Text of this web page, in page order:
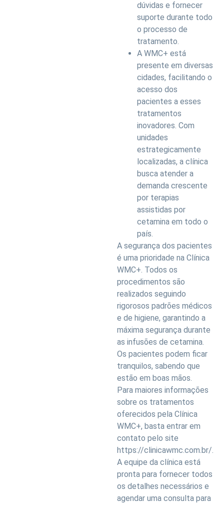
dúvidas e fornecer
suporte durante todo
o processo de
tratamento.
A WMC+ está
presente em diversas
cidades, facilitando o
acesso dos
pacientes a esses
tratamentos
inovadores. Com
unidades
estrategicamente
localizadas, a clínica
busca atender a
demanda crescente
por terapias
assistidas por
cetamina em todo o
país.
A segurança dos pacientes
é uma prioridade na Clínica
WMC+. Todos os
procedimentos são
realizados seguindo
rigorosos padrões médicos
e de higiene, garantindo a
máxima segurança durante
as infusões de cetamina.
Os pacientes podem ficar
tranquilos, sabendo que
estão em boas mãos.
Para maiores informações
sobre os tratamentos
oferecidos pela Clínica
WMC+, basta entrar em
contato pelo site
https://clinicawmc.com.br/.
A equipe da clínica está
pronta para fornecer todos
os detalhes necessários e
agendar uma consulta para